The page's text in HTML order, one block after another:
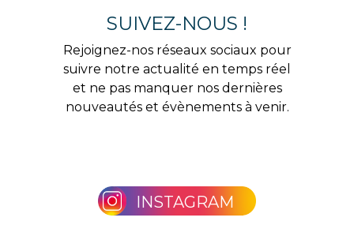
SUIVEZ-NOUS !
Rejoignez-nos réseaux sociaux pour
suivre notre actualité en temps réel
et ne pas manquer nos dernières
nouveautés et évènements à venir.
INSTAGRAM